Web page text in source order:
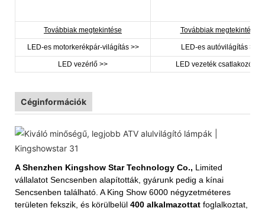
Továbbiak megtekintése Továbbiak megtekintése
LED-es motorkerékpár-világítás >> LED-es autóvilágítás >>
LED vezérlő >> LED vezeték csatlakozó >>
Céginformációk
A Shenzhen Kingshow Star Technology Co., Limited
vállalatot Sencsenben alapították, gyárunk pedig a kínai
Sencsenben található. A King Show 6000 négyzetméteres
területen fekszik, és körülbelül 400 alkalmazottat foglalkoztat,